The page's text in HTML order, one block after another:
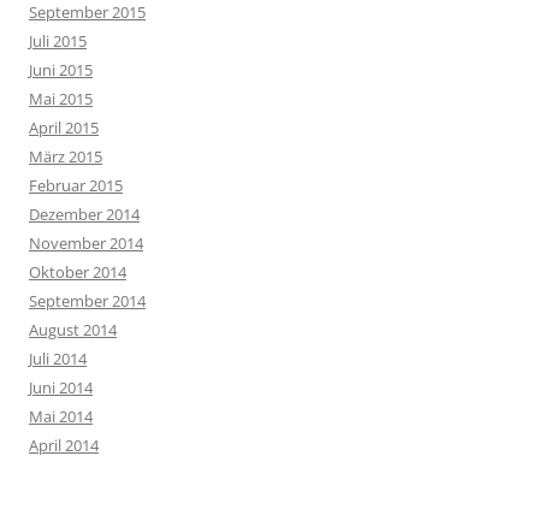
September 2015
Juli 2015
Juni 2015
Mai 2015
April 2015
März 2015
Februar 2015
Dezember 2014
November 2014
Oktober 2014
September 2014
August 2014
Juli 2014
Juni 2014
Mai 2014
April 2014